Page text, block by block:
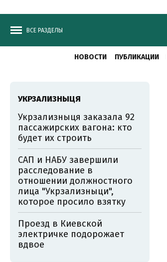
ВСЕ РАЗДЕЛЫ
НОВОСТИ ПУБЛИКАЦИИ
УКРЗАЛИЗНЫЦЯ
Укрзализныця заказала 92
пассажирских вагона: кто
будет их строить
САП и НАБУ завершили
расследование в
отношении должностного
лица "Укрзализныци",
которое просило взятку
Проезд в Киевской
электричке подорожает
вдвое